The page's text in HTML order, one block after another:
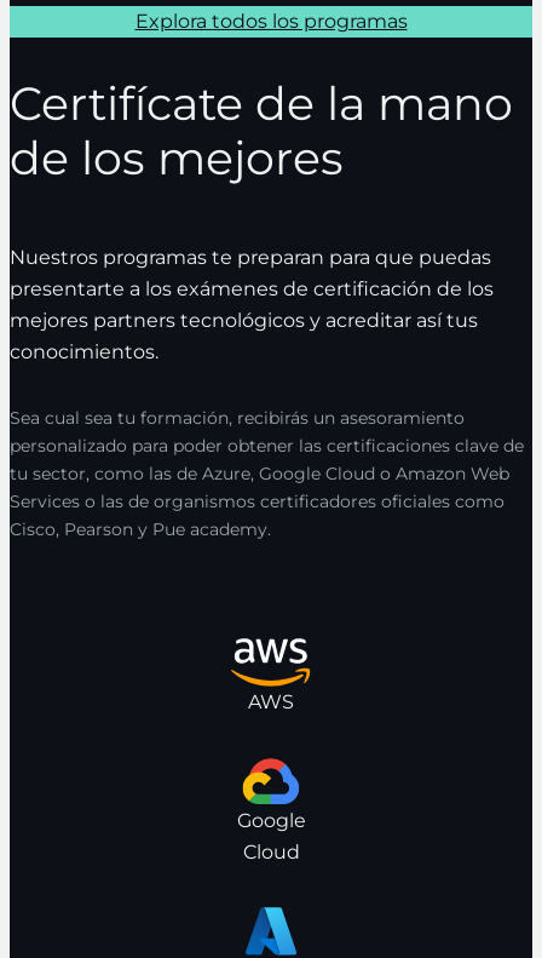
Explora todos los programas
Certifícate de la mano
de los mejores
Nuestros programas te preparan para que puedas
presentarte a los exámenes de certificación de los
mejores partners tecnológicos y acreditar así tus
conocimientos.
Sea cual sea tu formación, recibirás un asesoramiento
personalizado para poder obtener las certificaciones clave de
tu sector, como las de Azure, Google Cloud o Amazon Web
Services o las de organismos certificadores oficiales como
Cisco, Pearson y Pue academy.
AWS
Google
Cloud